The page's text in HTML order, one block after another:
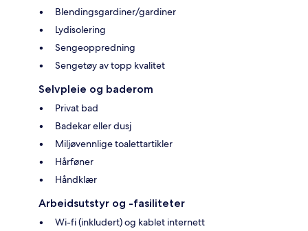
Blendingsgardiner/gardiner
Lydisolering
Sengeoppredning
Sengetøy av topp kvalitet
Selvpleie og baderom
Privat bad
Badekar eller dusj
Miljøvennlige toalettartikler
Hårføner
Håndklær
Arbeidsutstyr og -fasiliteter
Wi-fi (inkludert) og kablet internett